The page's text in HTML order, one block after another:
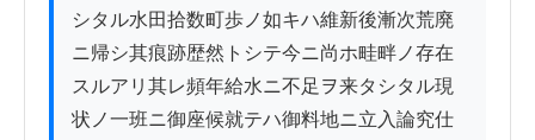
シタル水田拾数町歩ノ如キハ維新後漸次荒廃
ニ帰シ其痕跡歴然トシテ今ニ尚ホ畦畔ノ存在
スルアリ其レ頻年給水ニ不足ヲ来タシタル現
状ノ一班ニ御座候就テハ御料地ニ立入論究仕